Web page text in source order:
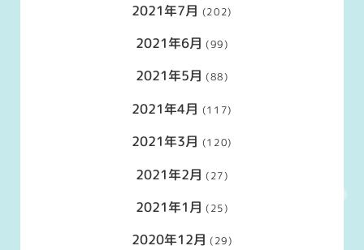
2021年7月 (202)
2021年6月 (99)
2021年5月 (88)
2021年4月 (117)
2021年3月 (120)
2021年2月 (27)
2021年1月 (25)
2020年12月 (29)